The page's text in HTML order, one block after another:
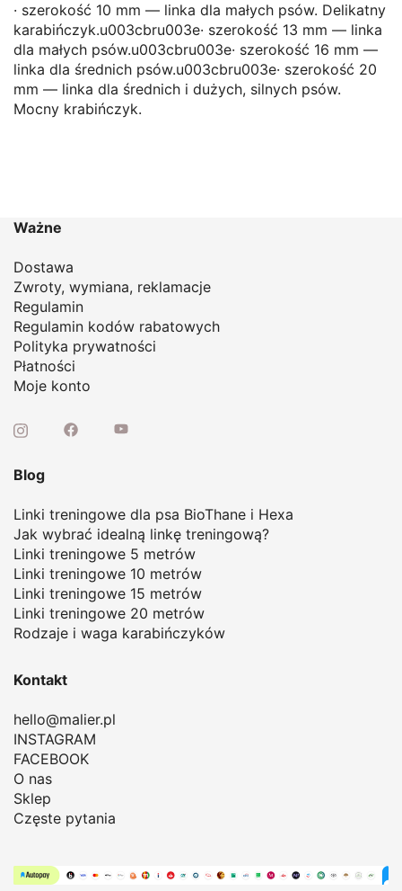
· szerokość 10 mm — linka dla małych psów. Delikatny
karabińczyk.u003cbru003e· szerokość 13 mm — linka
dla małych psów.u003cbru003e· szerokość 16 mm —
linka dla średnich psów.u003cbru003e· szerokość 20
mm — linka dla średnich i dużych, silnych psów.
Mocny krabińczyk.
Ważne
Dostawa
Zwroty, wymiana, reklamacje
Regulamin
Regulamin kodów rabatowych
Polityka prywatności
Płatności
Moje konto
Blog
Linki treningowe dla psa BioThane i Hexa
Jak wybrać idealną linkę treningową?
Linki treningowe 5 metrów
Linki treningowe 10 metrów
Linki treningowe 15 metrów
Linki treningowe 20 metrów
Rodzaje i waga karabińczyków
Kontakt
hello@malier.pl
INSTAGRAM
FACEBOOK
O nas
Sklep
Częste pytania